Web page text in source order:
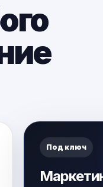
Под ключ